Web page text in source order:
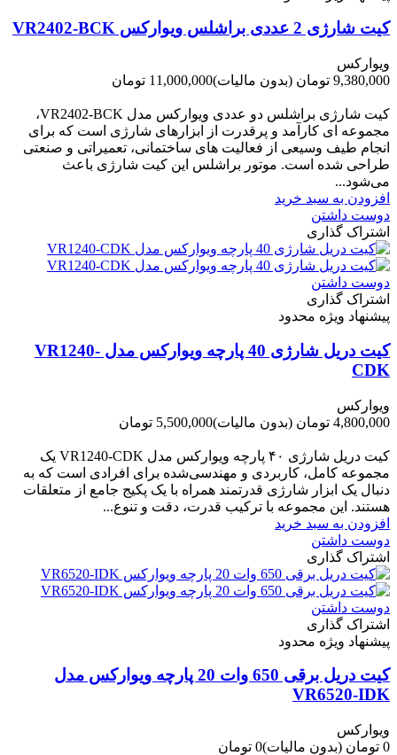
کیت شارژی 2 عددی براشلس ویوارکس VR2402-BCK
ویوارکس
9,380,000 تومان
(بدون مالیات)11,000,000 تومان
کیت شارژی براشلس دو عددی ویوارکس مدل VR2402-BCK،
مجموعه ای کارآمد و پرقدرت از ابزارهای شارژی است که برای
انجام طیف وسیعی از فعالیت های ساختمانی، تعمیراتی و صنعتی
طراحی شده است. موتور براشلس این کیت شارژی باعث
می‌شود...
افزودن به سبد خرید
دوست داشتن
اشتراک گذاری
دوست داشتن
اشتراک گذاری
پیشنهاد ویژه محدود
کیت دریل شارژی 40 پارچه ویوارکس مدل VR1240-
CDK
ویوارکس
4,800,000 تومان
(بدون مالیات)5,500,000 تومان
کیت دریل شارژی ۴۰ پارچه ویوارکس مدل VR1240‑CDK یک
مجموعه کامل، کاربردی و مهندسی‌شده برای افرادی است که به
دنبال یک ابزار شارژی قدرتمند همراه با یک پکیج جامع از متعلقات
هستند. این مجموعه با ترکیب قدرت، دقت و تنوع...
افزودن به سبد خرید
دوست داشتن
اشتراک گذاری
دوست داشتن
اشتراک گذاری
پیشنهاد ویژه محدود
کیت دریل برقی 650 وات 20 پارچه ویوارکس مدل
VR6520-IDK
ویوارکس
0 تومان
(بدون مالیات)0 تومان